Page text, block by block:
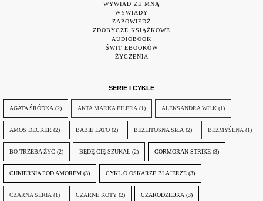
WYWIAD ZE MNĄ
WYWIADY
ZAPOWIEDŹ
ZDOBYCZE KSIĄŻKOWE
AUDIOBOOK
ŚWIT EBOOKÓW
ŻYCZENIA
SERIE I CYKLE
AGATA ŚRÓDKA (2) AKTA MARKA FILERA (1) ALEKSANDRA WILK (1)
AMOS DECKER (2) BABIE LATO (2) BEZLITOSNA SIŁA (2) BEZMYŚLNA (1)
BO TRZEBA ŻYĆ (2) BĘDĘ CIĘ SZUKAŁ (2) CORMORAN STRIKE (3)
CUKIERNIA POD AMOREM (3) CYKL O OSKARZE BLAJERZE (3)
CZARNA SERIA (1) CZARNE KOTY (2) CZARODZIEJKA (3)